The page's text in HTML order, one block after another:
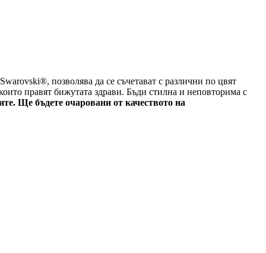
Swarovski®, позволява да се съчетават с различни по цвят
правят бижутата здрави. Бъди стилна и неповторима с
Ще бъдете очаровани от качеството на